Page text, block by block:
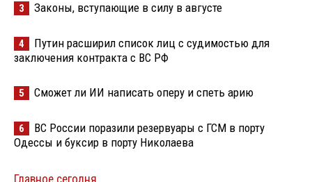
3 Законы, вступающие в силу в августе
4
Путин расширил список лиц с судимостью для
заключения контракта с ВС РФ
5 Сможет ли ИИ написать оперу и спеть арию
6
ВС России поразили резервуары с ГСМ в порту
Одессы и буксир в порту Николаева
Главное сегодня